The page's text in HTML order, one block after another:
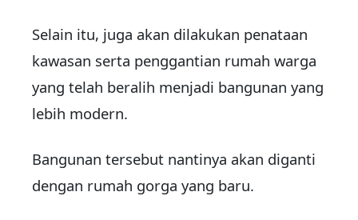
Selain itu, juga akan dilakukan penataan
kawasan serta penggantian rumah warga
yang telah beralih menjadi bangunan yang
lebih modern.
Bangunan tersebut nantinya akan diganti
dengan rumah gorga yang baru.